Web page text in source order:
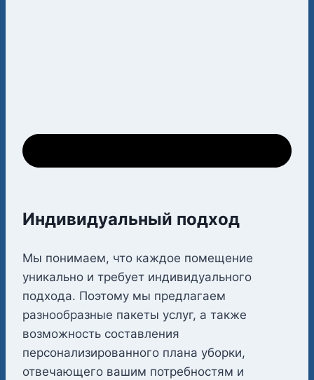
Индивидуальный подход
Мы понимаем, что каждое помещение
уникально и требует индивидуального
подхода. Поэтому мы предлагаем
разнообразные пакеты услуг, а также
возможность составления
персонализированного плана уборки,
отвечающего вашим потребностям и